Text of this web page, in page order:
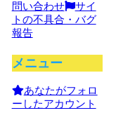
問い合わせ
サイ
トの不具合・バグ
報告
メニュー
あなたがフォロ
ーしたアカウント